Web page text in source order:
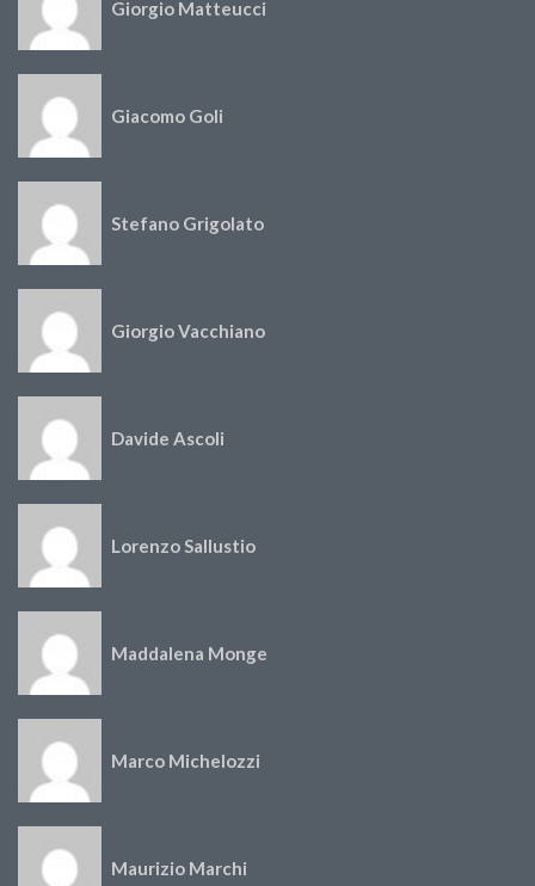
Giorgio Matteucci
Giacomo Goli
Stefano Grigolato
Giorgio Vacchiano
Davide Ascoli
Lorenzo Sallustio
Maddalena Monge
Marco Michelozzi
Maurizio Marchi